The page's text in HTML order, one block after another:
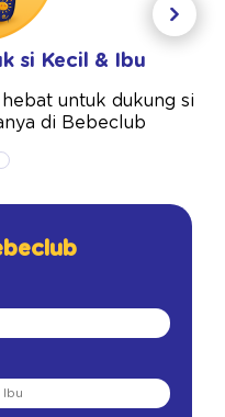
si Kecil & Ibu
untuk dukung si
di Bebeclub